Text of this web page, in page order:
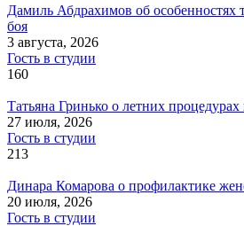
Дамиль Абдрахимов об особенностях
боя
3 августа, 2026
Гость в студии
160
Татьяна Гринько о летних процедурах
27 июля, 2026
Гость в студии
213
Динара Комарова о профилактике
20 июля, 2026
Гость в студии